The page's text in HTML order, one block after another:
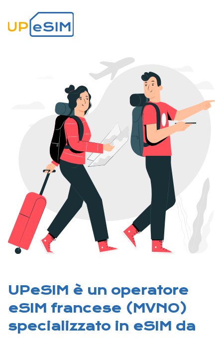
UPeSIM è un operatore
eSIM francese (MVNO)
specializzato in eSIM da